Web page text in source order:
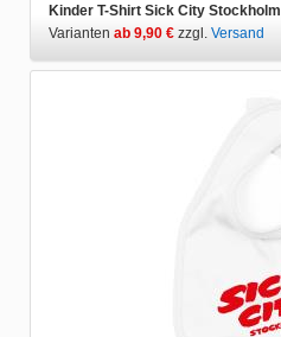
Kinder T-Shirt Sick City Stockholm
Varianten ab 9,90 € zzgl. Versand